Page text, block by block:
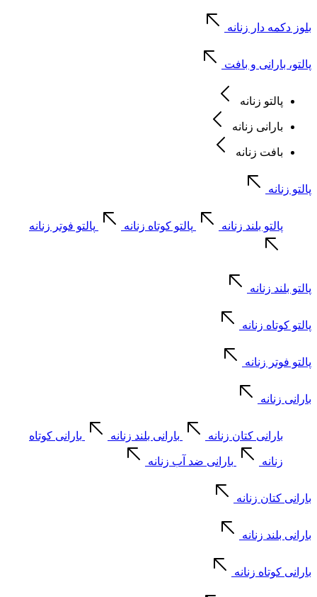
بلوز دکمه دار زنانه
پالتو، بارانی و بافت
پالتو زنانه
بارانی زنانه
بافت زنانه
پالتو زنانه
پالتو بلند زنانه پالتو کوتاه زنانه پالتو فوتر زنانه
پالتو بلند زنانه
پالتو کوتاه زنانه
پالتو فوتر زنانه
بارانی زنانه
بارانی کتان زنانه بارانی بلند زنانه بارانی کوتاه
زنانه بارانی ضد آب زنانه
بارانی کتان زنانه
بارانی بلند زنانه
بارانی کوتاه زنانه